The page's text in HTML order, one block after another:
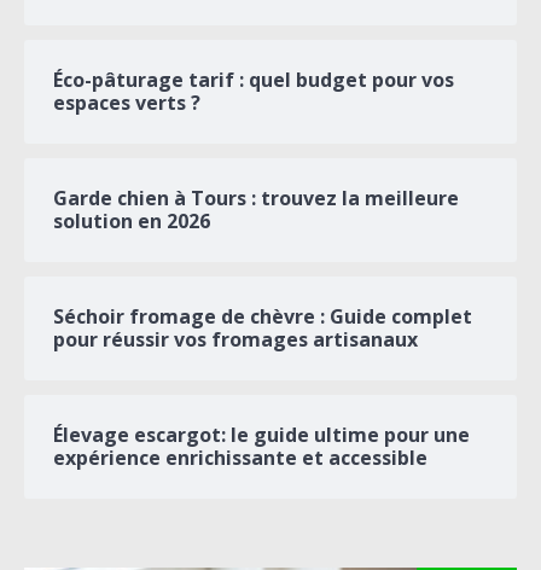
Éco-pâturage tarif : quel budget pour vos
espaces verts ?
Garde chien à Tours : trouvez la meilleure
solution en 2026
Séchoir fromage de chèvre : Guide complet
pour réussir vos fromages artisanaux
Élevage escargot: le guide ultime pour une
expérience enrichissante et accessible